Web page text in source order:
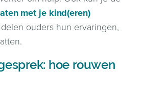
met je kind(eren)
ouders hun ervaringen,
hoe rouwen